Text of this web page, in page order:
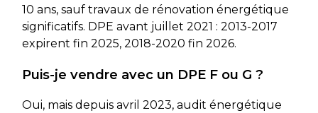
10 ans, sauf travaux de rénovation énergétique
significatifs. DPE avant juillet 2021 : 2013-2017
expirent fin 2025, 2018-2020 fin 2026.
Puis-je vendre avec un DPE F ou G ?
Oui, mais depuis avril 2023, audit énergétique